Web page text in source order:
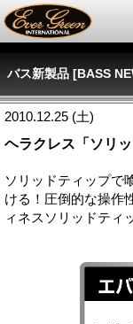
バス新製品 [BASS
2010.12.25 (土)
ヘラクレス「ソリ
ソリッドティップで
ける！圧倒的な操作
ィネスソリッドティ